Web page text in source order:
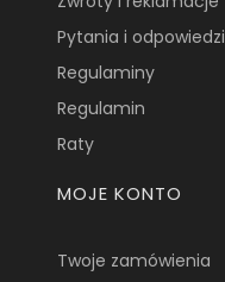
Pytania i odpowiedzi
Regulaminy
Regulamin
Raty
MOJE KONTO
Twoje zamówienia